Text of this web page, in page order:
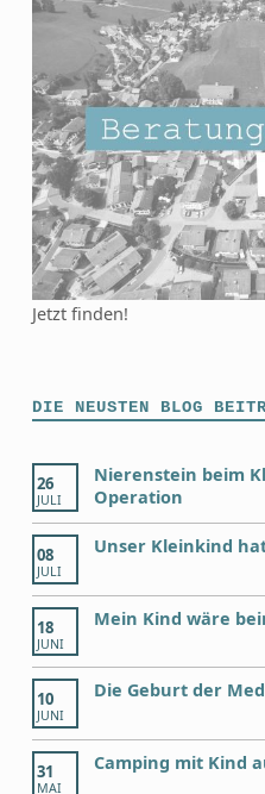
Jetzt finden!
DIE NEUSTEN BLOG
26
JULI
Nierenstein beim
Operation
08
JULI
Unser Kleinkind
18
JUNI
Mein Kind wäre
10
JUNI
Die Geburt der
31
MAI
Camping mit Kind